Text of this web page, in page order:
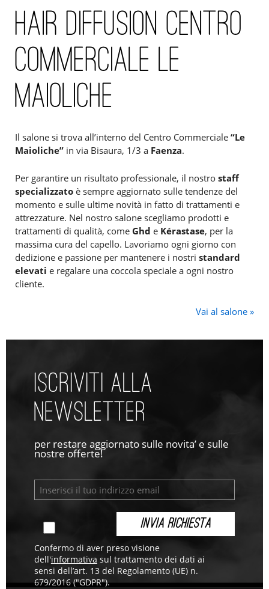
HAIR DIFFUSION CENTRO
COMMERCIALE LE
MAIOLICHE
Il salone si trova all’interno del Centro Commerciale “Le
Maioliche” in via Bisaura, 1/3 a Faenza.
Per garantire un risultato professionale, il nostro staff
specializzato è sempre aggiornato sulle tendenze del
momento e sulle ultime novità in fatto di trattamenti e
attrezzature. Nel nostro salone scegliamo prodotti e
trattamenti di qualità, come Ghd e Kérastase, per la
massima cura del capello. Lavoriamo ogni giorno con
dedizione e passione per mantenere i nostri standard
elevati e regalare una coccola speciale a ogni nostro
cliente.
Vai al salone »
ISCRIVITI ALLA
NEWSLETTER
per restare aggiornato sulle novita’ e sulle
nostre offerte!
Confermo di aver preso visione
dell'informativa sul trattamento dei dati ai
sensi dell’art. 13 del Regolamento (UE) n.
679/2016 ("GDPR").